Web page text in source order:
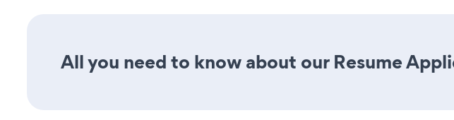
All you need to know about our Resume